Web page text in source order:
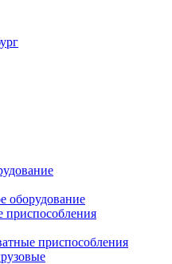
оборудование
приспособления
приспособления